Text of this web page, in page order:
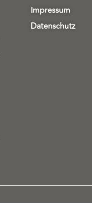
Impressum
Datenschutz